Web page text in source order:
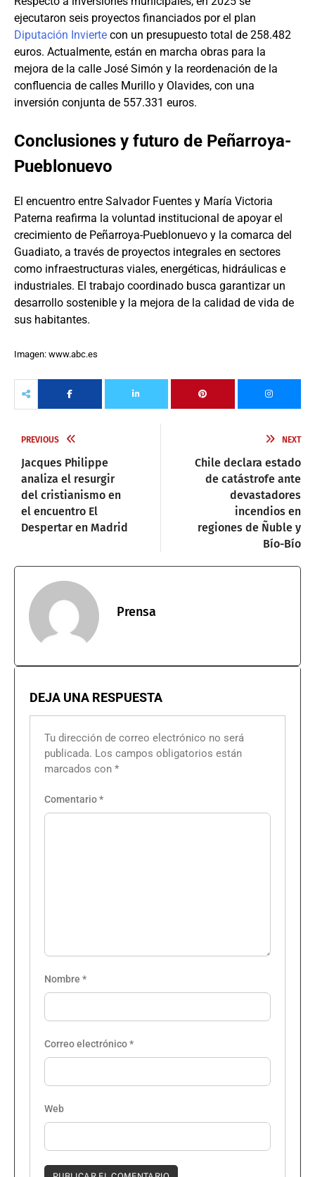
ejecutaron seis proyectos financiados por el plan
Diputación Invierte con un presupuesto total de 258.482
euros. Actualmente, están en marcha obras para la
mejora de la calle José Simón y la reordenación de la
confluencia de calles Murillo y Olavides, con una
inversión conjunta de 557.331 euros.
Conclusiones y futuro de Peñarroya-
Pueblonuevo
El encuentro entre Salvador Fuentes y María Victoria
Paterna reafirma la voluntad institucional de apoyar el
crecimiento de Peñarroya-Pueblonuevo y la comarca del
Guadiato, a través de proyectos integrales en sectores
como infraestructuras viales, energéticas, hidráulicas e
industriales. El trabajo coordinado busca garantizar un
desarrollo sostenible y la mejora de la calidad de vida de
sus habitantes.
Imagen: www.abc.es
PREVIOUS
Jacques Philippe
analiza el resurgir
del cristianismo en
el encuentro El
Despertar en Madrid
NEXT
Chile declara estado
de catástrofe ante
devastadores
incendios en
regiones de Ñuble y
Bío-Bío
Prensa
DEJA UNA RESPUESTA
Tu dirección de correo electrónico no será
publicada. Los campos obligatorios están
marcados con *
Comentario*
Nombre *
Correo electrónico*
Web